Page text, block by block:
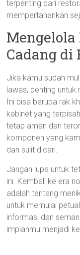
terpenting dari
mempertahankan
Cadang di
Jika kamu sudah
lawas, penting
Ini bisa berupa rak
kabinet yang
tetap aman dan
komponen yang
dan sulit dicari.
Jangan lupa untuk
ini. Kembali ke era
adalah tentang
untuk memulai
informasi dan
impianmu menjadi